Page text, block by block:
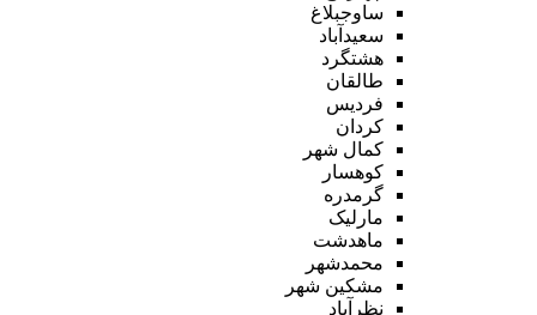
ساوجبلاغ
سعیدآباد
هشتگرد
طالقان
فردیس
کردان
کمال شهر
کوهسار
گرمدره
مارلیک
ماهدشت
محمدشهر
مشکین شهر
نظرآباد